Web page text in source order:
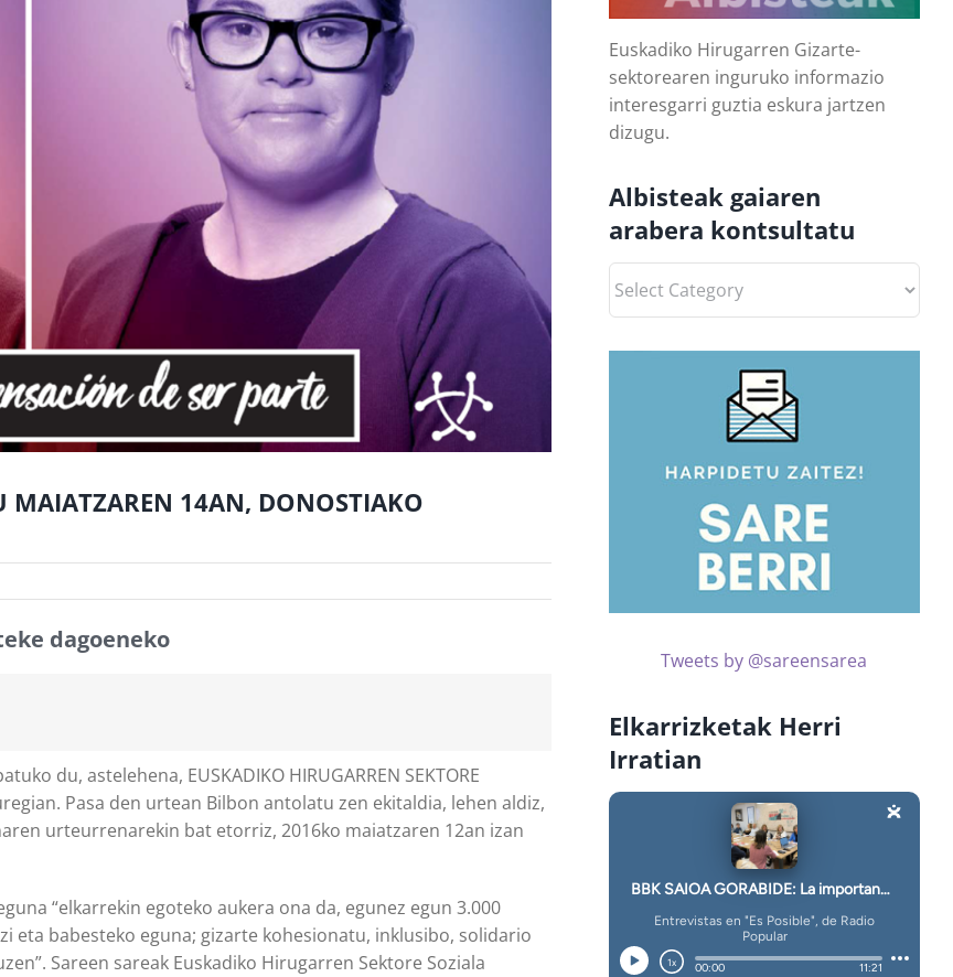
MAIATZAREN 14AN, DONOSTIAKO
dagoeneko
du, astelehena, EUSKADIKO HIRUGARREN SEKTORE
Pasa den urtean Bilbon antolatu zen ekitaldia, lehen aldiz,
urteurrenarekin bat etorriz, 2016ko maiatzaren 12an izan
“elkarrekin egoteko aukera ona da, egunez egun 3.000
eta babesteko eguna; gizarte kohesionatu, inklusibo, solidario
Sareen sareak Euskadiko Hirugarren Sektore Soziala
Euskadiko Hirugarren Gizarte-
sektorearen inguruko informazio
interesgarri guztia eskura jartzen
dizugu.
Albisteak gaiaren
arabera kontsultatu
gaiaren
kontsultatu
Tweets by @sareensarea
Elkarrizketak Herri
Irratian